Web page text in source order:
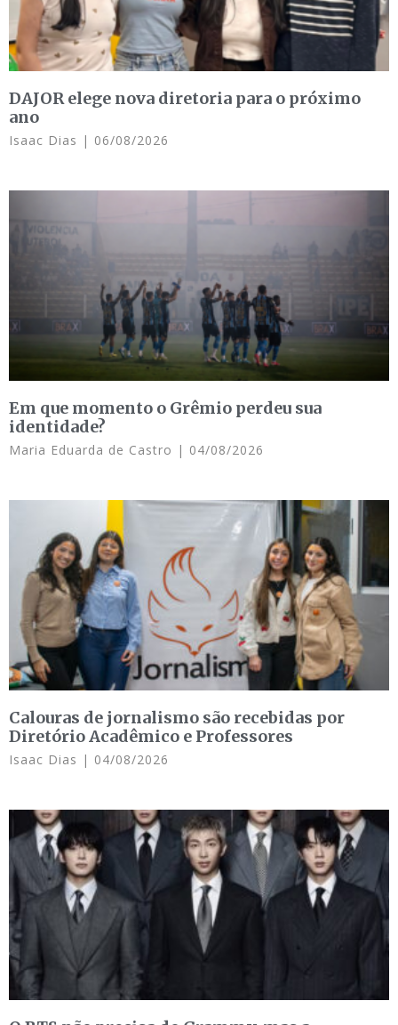
DAJOR elege nova diretoria para o próximo
ano
Isaac Dias 06/08/2026
Em que momento o Grêmio perdeu sua
identidade?
Maria Eduarda de Castro 04/08/2026
Calouras de jornalismo são recebidas por
Diretório Acadêmico e Professores
Isaac Dias 04/08/2026